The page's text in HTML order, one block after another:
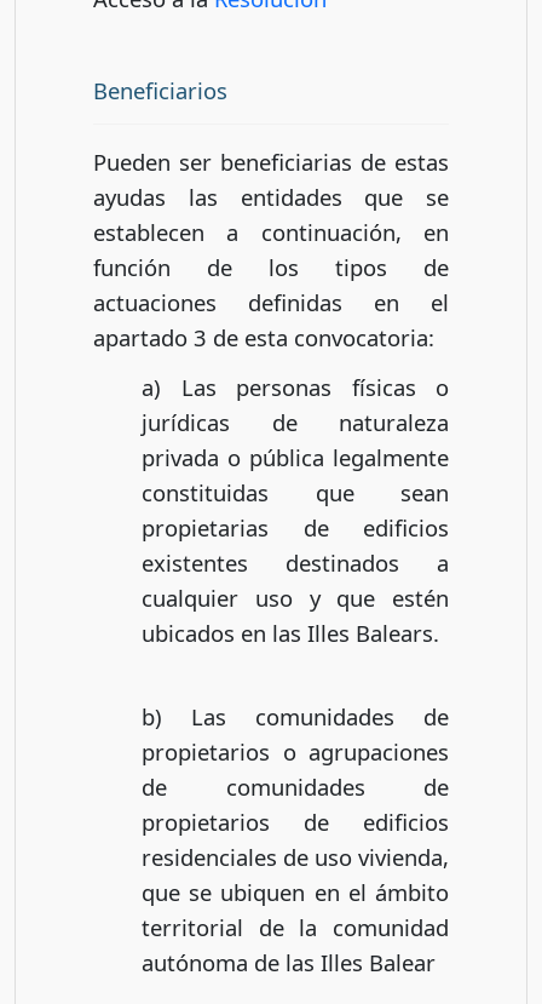
Beneficiarios
Pueden ser beneficiarias de estas
ayudas las entidades que se
establecen a continuación, en
función de los tipos de
actuaciones definidas en el
apartado 3 de esta convocatoria:
a) Las personas físicas o
jurídicas de naturaleza
privada o pública legalmente
constituidas que sean
propietarias de edificios
existentes destinados a
cualquier uso y que estén
ubicados en las Illes Balears.
b) Las comunidades de
propietarios o agrupaciones
de comunidades de
propietarios de edificios
residenciales de uso vivienda,
que se ubiquen en el ámbito
territorial de la comunidad
autónoma de las Illes Balear